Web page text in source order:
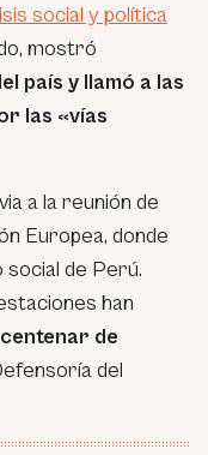
social y política
mostró
país y llamó a las
las «vías
a la reunión de
Europea, donde
de Perú.
han
de
del